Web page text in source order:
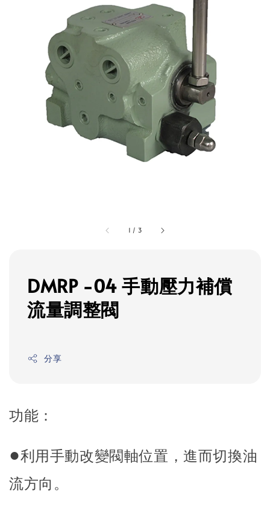
1 / 3
DMRP -04 手動壓力補償
流量調整閥
分享
功能：
●利用手動改變閥軸位置，進而切換油
流方向。